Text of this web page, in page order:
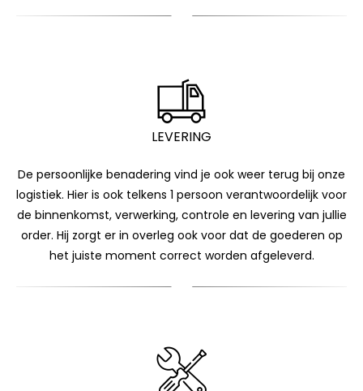
LEVERING
De persoonlijke benadering vind je ook weer terug bij onze
logistiek. Hier is ook telkens 1 persoon verantwoordelijk voor
de binnenkomst, verwerking, controle en levering van jullie
order. Hij zorgt er in overleg ook voor dat de goederen op
het juiste moment correct worden afgeleverd.